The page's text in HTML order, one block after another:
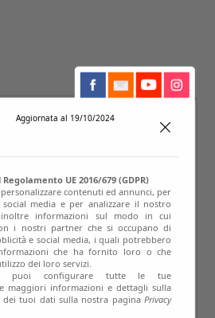
Aggiornata al 19/10/2024
UE 2016/679 (GDPR)
contenuti ed annunci, per
media e per analizzare il nostro
inoltre informazioni sul modo in cui
i nostri partner che si occupano di
e social media, i quali potrebbero
che ha fornito loro o che
dei loro servizi.
puoi configurare tutte le tue
maggiori informazioni e dettagli sulla
tuoi dati sulla nostra paginaPrivacy